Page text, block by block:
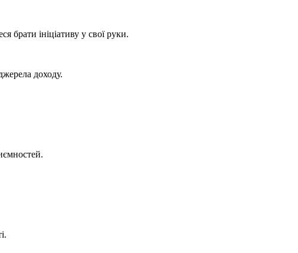
брати ініціативу у свої руки.
доходу.